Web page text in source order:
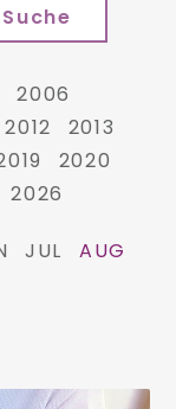
Suche
2006
2012
2013
2020
2026
JUL
AUG